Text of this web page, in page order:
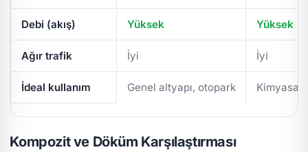
Debi (akış) Yüksek Yüksek
Ağır trafik İyi İyi
İdeal kullanım Genel altyapı, otopark
Kompozit ve Döküm Karşılaştırması